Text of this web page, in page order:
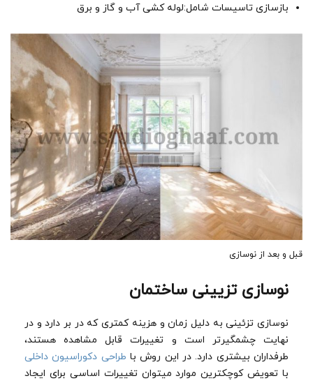
بازسازی تاسیسات شامل:لوله کشی آب و گاز و برق
قبل و بعد از نوسازی
نوسازی تزیینی ساختمان
نوسازی تزئینی به دلیل زمان و هزینه کمتری که در بر دارد و در
نهایت چشمگیرتر است و تغییرات قابل مشاهده هستند،
طرفداران بیشتری دارد. در این روش با طراحی دکوراسیون داخلی
با تعویض کوچکترین موارد میتوان تغییرات اساسی برای ایجاد